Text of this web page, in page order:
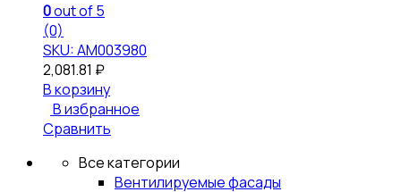
0out of 5
(0)
SKU: АМ003980
2,081.81 ₽
В корзину
В избранное
Сравнить
Все категории
Вентилируемые фасады